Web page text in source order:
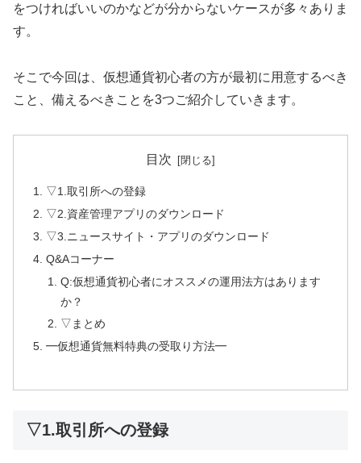
をつければいいのかなどが分からないケースが多々ありま
す。
そこで今回は、仮想通貨初心者の方が最初に用意するべき
こと、備えるべきことを3つご紹介していきます。
目次
▽1.取引所への登録
▽2.資産管理アプリのダウンロード
▽3.ニュースサイト・アプリのダウンロード
Q&Aコーナー
Q:仮想通貨初心者にオススメの運用法方はあります
か？
▽まとめ
━仮想通貨無料特典の受取り方法━
▽1.取引所への登録